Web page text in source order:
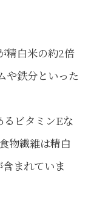
精白米の約2倍
や鉄分といった
るビタミンEな
物繊維は精白
まれていま